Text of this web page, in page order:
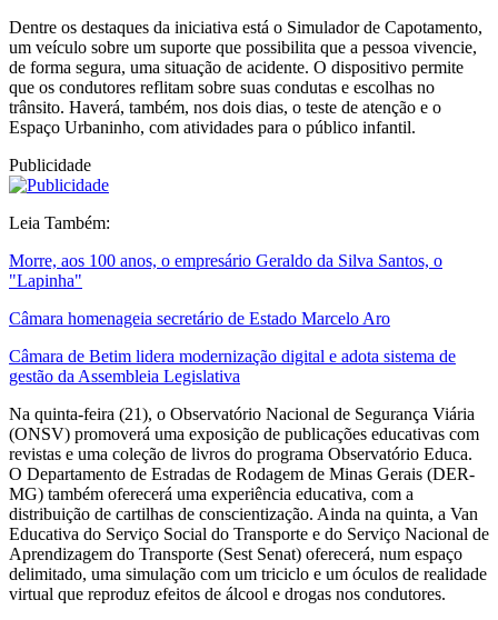
Dentre os destaques da iniciativa está o Simulador de Capotamento,
um veículo sobre um suporte que possibilita que a pessoa vivencie,
de forma segura, uma situação de acidente. O dispositivo permite
que os condutores reflitam sobre suas condutas e escolhas no
trânsito. Haverá, também, nos dois dias, o teste de atenção e o
Espaço Urbaninho, com atividades para o público infantil.
Publicidade
Leia Também:
Morre, aos 100 anos, o empresário Geraldo da Silva Santos, o
"Lapinha"
Câmara homenageia secretário de Estado Marcelo Aro
Câmara de Betim lidera modernização digital e adota sistema de
gestão da Assembleia Legislativa
Na quinta-feira (21), o Observatório Nacional de Segurança Viária
(ONSV) promoverá uma exposição de publicações educativas com
revistas e uma coleção de livros do programa Observatório Educa.
O Departamento de Estradas de Rodagem de Minas Gerais (DER-
MG) também oferecerá uma experiência educativa, com a
distribuição de cartilhas de conscientização. Ainda na quinta, a Van
Educativa do Serviço Social do Transporte e do Serviço Nacional de
Aprendizagem do Transporte (Sest Senat) oferecerá, num espaço
delimitado, uma simulação com um triciclo e um óculos de realidade
virtual que reproduz efeitos de álcool e drogas nos condutores.